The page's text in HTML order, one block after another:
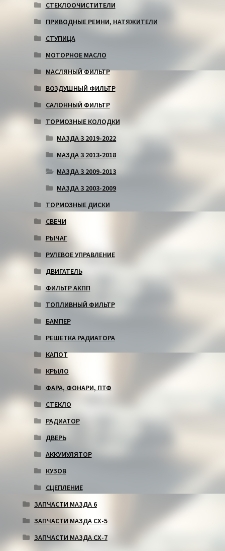
СТЕКЛООЧИСТИТЕЛИ
ПРИВОДНЫЕ РЕМНИ, НАТЯЖИТЕЛИ
СТУПИЦА
МОТОРНОЕ МАСЛО
МАСЛЯНЫЙ ФИЛЬТР
ВОЗДУШНЫЙ ФИЛЬТР
САЛОННЫЙ ФИЛЬТР
ТОРМОЗНЫЕ КОЛОДКИ
МАЗДА 3 2019-2022
МАЗДА 3 2013-2018
МАЗДА 3 2009-2013
МАЗДА 3 2003-2009
ТОРМОЗНЫЕ ДИСКИ
СВЕЧИ
РЫЧАГ
РУЛЕВОЕ УПРАВЛЕНИЕ
ДВИГАТЕЛЬ
ФИЛЬТР АКПП
ТОПЛИВНЫЙ ФИЛЬТР
БАМПЕР
РЕШЕТКА РАДИАТОРА
КАПОТ
КРЫЛО
ФАРА, ФОНАРИ, ПТФ
СТЕКЛО
РАДИАТОР
ДВЕРЬ
АККУМУЛЯТОР
КУЗОВ
СЦЕПЛЕНИЕ
ЗАПЧАСТИ МАЗДА 6
ЗАПЧАСТИ МАЗДА СХ-5
ЗАПЧАСТИ МАЗДА СХ-7